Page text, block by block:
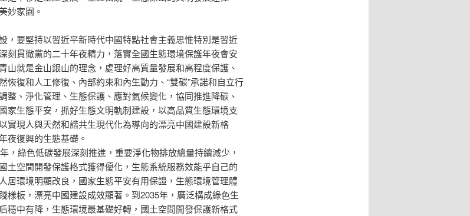
妙家園。
，要堅持以習近平新時代中國特點社會主義思惟特別是習近
刻貫徹黨的二十年夜精力，落實全國生態環境保護年夜會安
山就是金山銀山的理念，處理好高質量發展和高程度保護、
恢復和人工修復、內部約束和內生動力、“雙碳”承諾和自立行
整、淨化管理、生態保護、應對氣候變化，協同推進降碳、
家生態平安，抓好生態文明軌制建設，以高品質生態環境支
實現人與天然和諧共生現代化為導向的漂亮中國建設新格
夜復興的生態基礎。
，綠色低碳發展深刻推進，重要淨化物排放總量持續減少，
土空間開發保護格式獲得優化，生態系統服務效能乎自己的
居環境明顯改良，國家生態平安有用保證，生態環境管理體
樣板，漂亮中國建設成效顯著。到2035年，廣泛構成綠色生
穩中有降，生態環境最基礎好轉，國土空間開發保護新格式